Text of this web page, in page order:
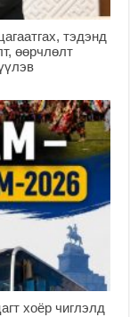
тэдэнд
өөрчлөлт
хоёр чиглэлд